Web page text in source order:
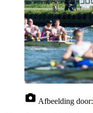
Afbeelding door: